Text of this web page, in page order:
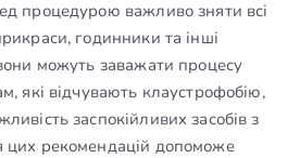
процедурою важливо зняти всі
годинники та інші
можуть заважати процесу
які відчувають клаустрофобію,
заспокійливих засобів з
цих рекомендацій допоможе